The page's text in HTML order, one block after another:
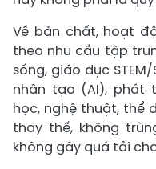
Về bản chất, hoạt
theo nhu cầu tập
sống, giáo dục
nhân tạo (AI), phát
học, nghệ thuật, thể
thay thế, không
không gây quá tải